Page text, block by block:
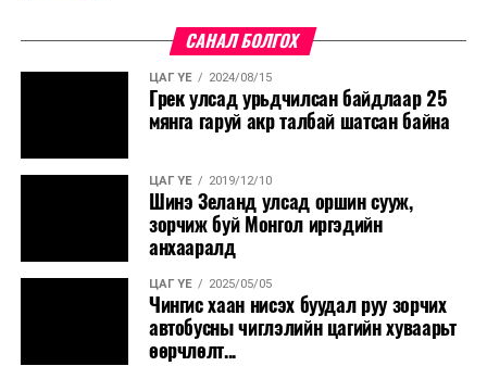
САНАЛ БОЛГОХ
ЦАГ ҮЕ 2024/08/15
Грек улсад урьдчилсан байдлаар 25
мянга гаруй акр талбай шатсан байна
ЦАГ ҮЕ 2019/12/10
Шинэ Зеланд улсад оршин сууж,
зорчиж буй Монгол иргэдийн
анхааралд
ЦАГ ҮЕ 2025/05/05
Чингис хаан нисэх буудал руу зорчих
автобусны чиглэлийн цагийн хуваарьт
өөрчлөлт...